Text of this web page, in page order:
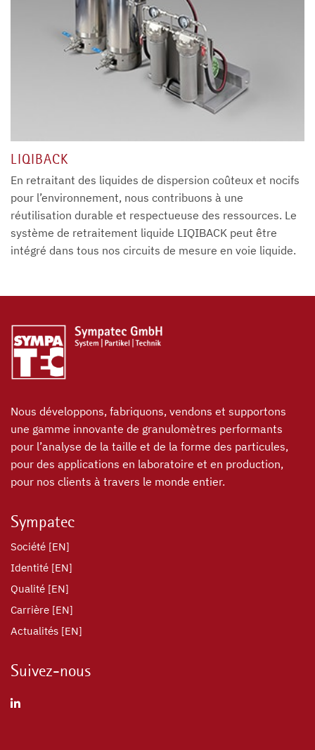
LIQIBACK
En retraitant des liquides de dispersion coûteux et nocifs
pour l’environnement, nous contribuons à une
réutilisation durable et respectueuse des ressources. Le
système de retraitement liquide LIQIBACK peut être
intégré dans tous nos circuits de mesure en voie liquide.
Nous développons, fabriquons, vendons et supportons
une gamme innovante de granulomètres performants
pour l’analyse de la taille et de la forme des particules,
pour des applications en laboratoire et en production,
pour nos clients à travers le monde entier.
Sympatec
Société [EN]
Identité [EN]
Qualité [EN]
Carrière [EN]
Actualités [EN]
Suivez-nous